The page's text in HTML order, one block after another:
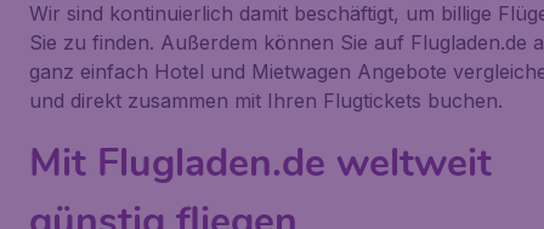
Wir sind kontinuierlich damit beschäftigt, um billige
Sie zu finden. Außerdem können Sie auf Flugladen.de
ganz einfach Hotel und Mietwagen Angebote
und direkt zusammen mit Ihren Flugtickets buchen.
Mit Flugladen.de weltweit